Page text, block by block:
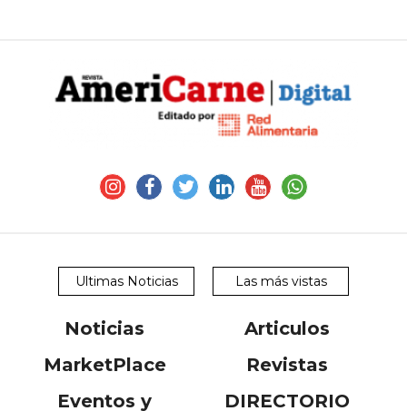
Ultimas Noticias Las más vistas
Noticias
Articulos
MarketPlace
Revistas
Eventos y
DIRECTORIO